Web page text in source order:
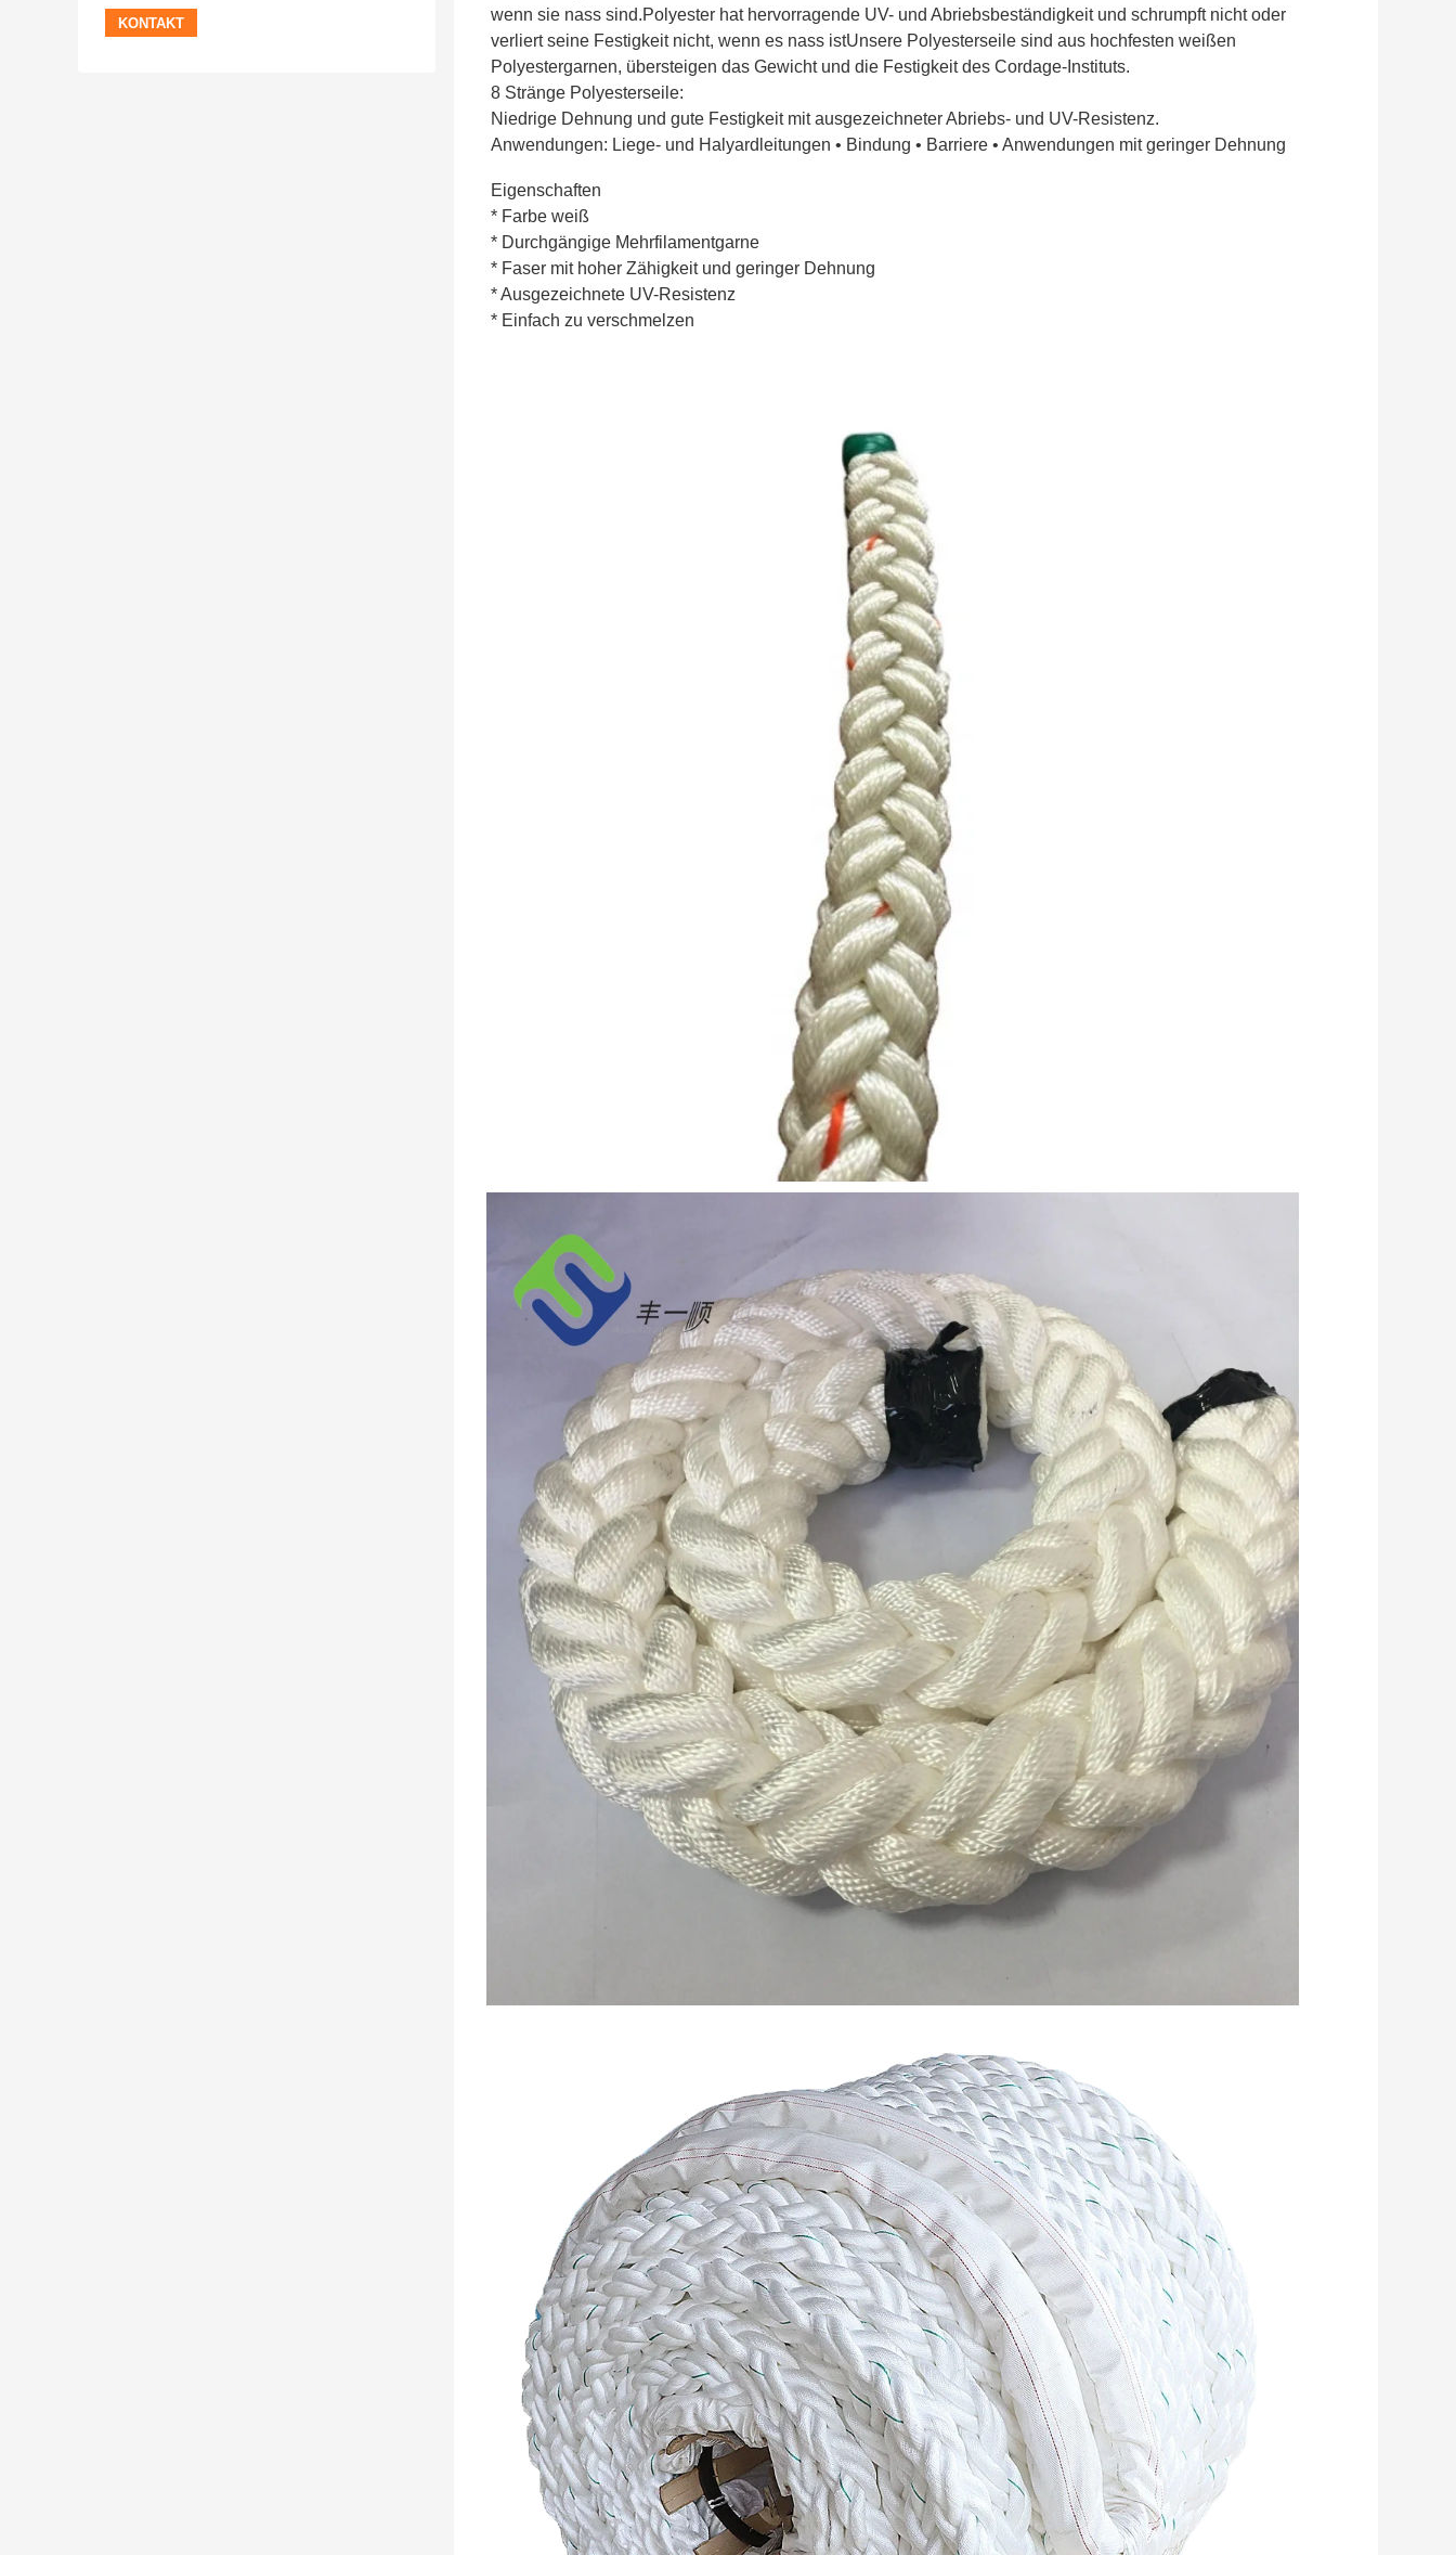
wenn sie nass sind.Polyester hat hervorragende UV- und Abriebsbeständigkeit und schrumpft nicht oder
verliert seine Festigkeit nicht, wenn es nass istUnsere Polyesterseile sind aus hochfesten weißen
Polyestergarnen, übersteigen das Gewicht und die Festigkeit des Cordage-Instituts.
8 Stränge Polyesterseile:
Niedrige Dehnung und gute Festigkeit mit ausgezeichneter Abriebs- und UV-Resistenz.
Anwendungen: Liege- und Halyardleitungen • Bindung • Barriere • Anwendungen mit geringer Dehnung
Eigenschaften
* Farbe weiß
* Durchgängige Mehrfilamentgarne
* Faser mit hoher Zähigkeit und geringer Dehnung
* Ausgezeichnete UV-Resistenz
* Einfach zu verschmelzen